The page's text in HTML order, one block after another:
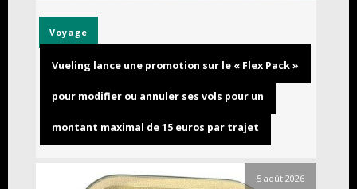
Voyage
Vueling lance une promotion sur le « Flex Pack »
pour modifier ou annuler ses vols pour un
montant maximal de 15 euros par trajet
5 août 2026